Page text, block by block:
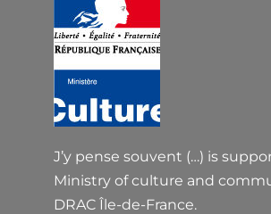
J’y pense souvent (…) is
Ministry of culture and
DRAC Île-de-France.